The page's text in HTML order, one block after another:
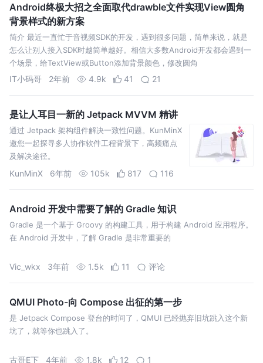
Android终极大招之全面取代drawble文件实现View圆角
背景样式的新方案
简介 最近一直忙于音视频SDK的开发，遇到很多问题，简单来说，就是
怎么让别人接入SDK时越简单越好。相信大多数Android开发都会遇到一
个场景，给TextView或Button添加背景颜色，修改圆角
IT小码哥 2年前 4.9k 41 21
是让人耳目一新的 Jetpack MVVM 精讲
通过 Jetpack 架构组件解决一致性问题。KunMinX
邀您一起探寻多人协作软件工程背景下，高频痛点
及解决途径。
KunMinX 6年前 105k 817 116
Android 开发中需要了解的 Gradle 知识
Gradle 是一个基于 Groovy 的构建工具，用于构建 Android 应用程序。
在 Android 开发中，了解 Gradle 是非常重要的
Vic_wkx 3年前 1.5k 11 评论
QMUI Photo-向 Compose 出征的第一步
是 Jetpack Compose 登台的时间了，QMUI 已经抛弃旧坑跳入这个新
坑了，就等你也跳入了。
古哥E下 4年前 1.8k 12 1